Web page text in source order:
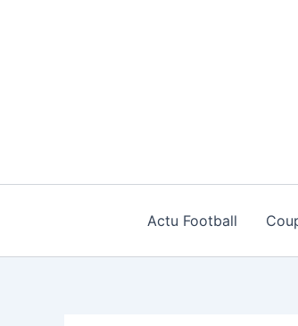
Actu Football